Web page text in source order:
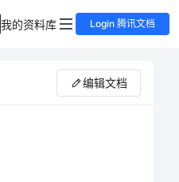
我的资料库 Login 腾讯文档
编辑文档